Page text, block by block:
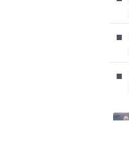
■
■